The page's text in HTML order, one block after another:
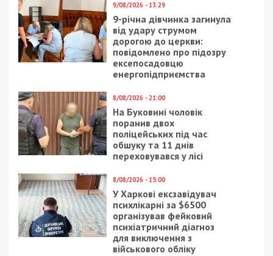
9/08/2026 - 13:29
9-річна дівчинка загинула
від удару струмом
дорогою до церкви:
повідомлено про підозру
ексепосадовцю
енергопідприємства
8/08/2026 - 21:00
На Буковині чоловік
поранив двох
поліцейських під час
обшуку та 11 днів
переховувався у лісі
8/08/2026 - 15:00
У Харкові ексзавідувач
психлікарні за $6500
організував фейковий
психіатричний діагноз
для виключення з
військового обліку